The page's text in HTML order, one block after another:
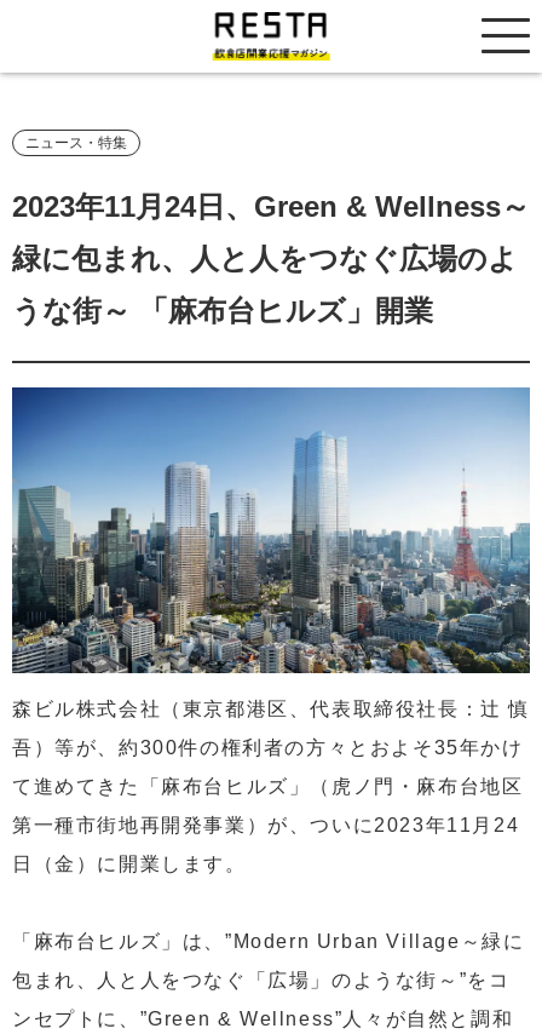
居抜き売却市場
ニュース・特集
2023年11月24日、Green & Wellness～
緑に包まれ、人と人をつなぐ広場のよ
うな街～ 「麻布台ヒルズ」開業
森ビル株式会社（東京都港区、代表取締役社長：辻 慎
吾）等が、約300件の権利者の方々とおよそ35年かけ
て進めてきた「麻布台ヒルズ」（虎ノ門・麻布台地区
第一種市街地再開発事業）が、ついに2023年11月24
日（金）に開業します。
「麻布台ヒルズ」は、”Modern Urban Village～緑に
包まれ、人と人をつなぐ「広場」のような街～”をコ
ンセプトに、”Green & Wellness”人々が自然と調和